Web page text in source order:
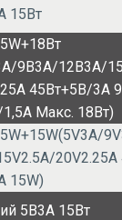
15Вт
9В3А/12В3А/
45Вт+5В/3А
Макс. 18Вт)
20V2.25A
15W)
5В3А 15Вт